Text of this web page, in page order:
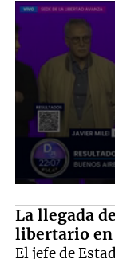
La llegada
libertario en
El jefe de